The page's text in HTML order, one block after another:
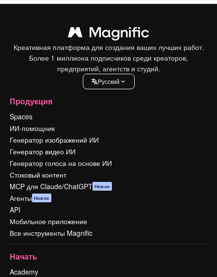
Креативная платформа для создания ваших лучших работ.
Более 1 миллиона подписчиков среди креаторов,
предприятий, агентств и студий.
Pусский
Продукция
Spaces
ИИ-помощник
Генератор изображений ИИ
Генератор видео ИИ
Генератор голоса на основе ИИ
Стоковый контент
MCP для Claude/ChatGPT Новое
Агенты Новое
API
Мобильное приложение
Все инструменты Magnific
Начать
Academy